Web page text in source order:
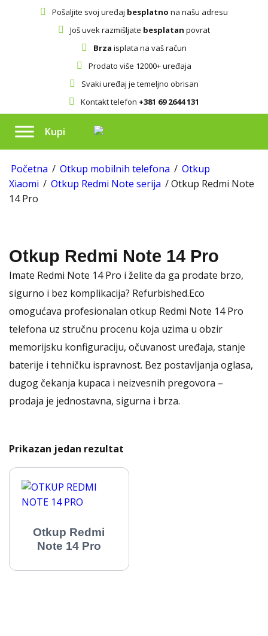
Pošaljite svoj uređaj besplatno na našu adresu
Još uvek razmišljate besplatan povrat
Brza isplata na vaš račun
Prodato više 12000+ uređaja
Svaki uređaj je temeljno obrisan
Kontakt telefon +381 69 2644 131
Kupi
Početna / Otkup mobilnih telefona / Otkup
Xiaomi / Otkup Redmi Note serija / Otkup Redmi Note
14 Pro
Otkup Redmi Note 14 Pro
Imate Redmi Note 14 Pro i želite da ga prodate brzo,
sigurno i bez komplikacija? Refurbished.Eco
omogućava profesionalan otkup Redmi Note 14 Pro
telefona uz stručnu procenu koja uzima u obzir
memorijsku konfiguraciju, očuvanost uređaja, stanje
baterije i tehničku ispravnost. Bez postavljanja oglasa,
dugog čekanja kupaca i neizvesnih pregovora –
prodaja je jednostavna, sigurna i brza.
Prikazan jedan rezultat
Otkup Redmi
Note 14 Pro